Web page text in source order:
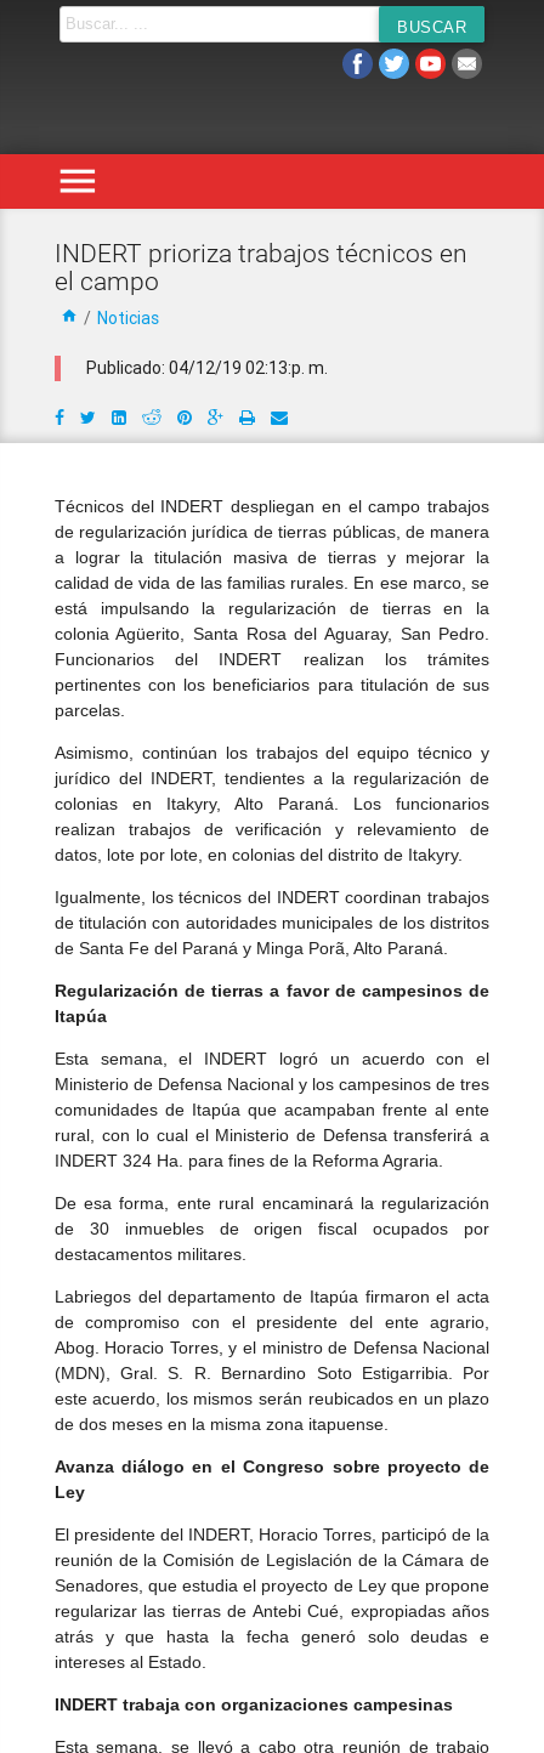
menu
INDERT prioriza trabajos técnicos en
el campo
home / Noticias
Publicado: 04/12/19 02:13:p. m.
Técnicos del INDERT despliegan en el campo trabajos
de regularización jurídica de tierras públicas, de manera
a lograr la titulación masiva de tierras y mejorar la
calidad de vida de las familias rurales. En ese marco, se
está impulsando la regularización de tierras en la
colonia Agüerito, Santa Rosa del Aguaray, San Pedro.
Funcionarios del INDERT realizan los trámites
pertinentes con los beneficiarios para titulación de sus
parcelas.
Asimismo, continúan los trabajos del equipo técnico y
jurídico del INDERT, tendientes a la regularización de
colonias en Itakyry, Alto Paraná. Los funcionarios
realizan trabajos de verificación y relevamiento de
datos, lote por lote, en colonias del distrito de Itakyry.
Igualmente, los técnicos del INDERT coordinan trabajos
de titulación con autoridades municipales de los distritos
de Santa Fe del Paraná y Minga Porã, Alto Paraná.
Regularización de tierras a favor de campesinos de
Itapúa
Esta semana, el INDERT logró un acuerdo con el
Ministerio de Defensa Nacional y los campesinos de tres
comunidades de Itapúa que acampaban frente al ente
rural, con lo cual el Ministerio de Defensa transferirá a
INDERT 324 Ha. para fines de la Reforma Agraria.
De esa forma, ente rural encaminará la regularización
de 30 inmuebles de origen fiscal ocupados por
destacamentos militares.
Labriegos del departamento de Itapúa firmaron el acta
de compromiso con el presidente del ente agrario,
Abog. Horacio Torres, y el ministro de Defensa Nacional
(MDN), Gral. S. R. Bernardino Soto Estigarribia. Por
este acuerdo, los mismos serán reubicados en un plazo
de dos meses en la misma zona itapuense.
Avanza diálogo en el Congreso sobre proyecto de
Ley
El presidente del INDERT, Horacio Torres, participó de la
reunión de la Comisión de Legislación de la Cámara de
Senadores, que estudia el proyecto de Ley que propone
regularizar las tierras de Antebi Cué, expropiadas años
atrás y que hasta la fecha generó solo deudas e
intereses al Estado.
INDERT trabaja con organizaciones campesinas
Esta semana, se llevó a cabo otra reunión de trabajo